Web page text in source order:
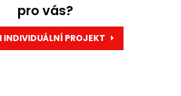
pro vás?
INDIVIDUÁLNÍ PROJEKT